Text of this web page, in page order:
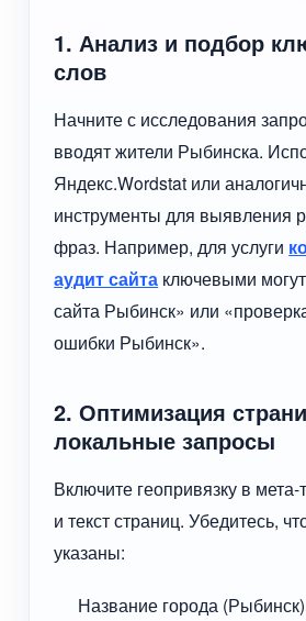
1. Анализ и подбор
слов
Начните с исследования
вводят жители Рыбинска.
Яндекс.Wordstat или
инструменты для выявления
фраз. Например, для услуги
аудит сайта ключевыми
сайта Рыбинск» или
ошибки Рыбинск».
2. Оптимизация
локальные запросы
Включите геопривязку в мета-
и текст страниц. Убедитесь,
указаны:
Название города